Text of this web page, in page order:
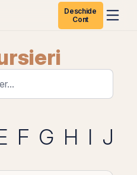
Deschide
Cont
F G H I J